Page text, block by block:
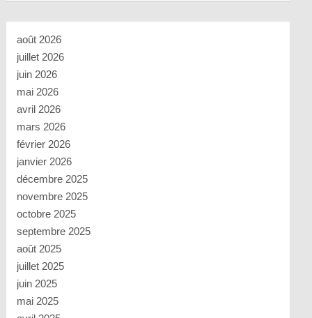
août 2026
juillet 2026
juin 2026
mai 2026
avril 2026
mars 2026
février 2026
janvier 2026
décembre 2025
novembre 2025
octobre 2025
septembre 2025
août 2025
juillet 2025
juin 2025
mai 2025